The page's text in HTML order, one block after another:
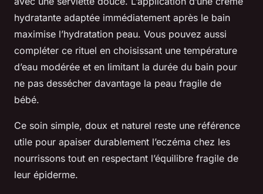
hydratante adaptée immédiatement après le bain
maximise l’hydratation peau. Vous pouvez aussi
compléter ce rituel en choisissant une température
d’eau modérée et en limitant la durée du bain pour
ne pas dessécher davantage la peau fragile de
bébé.
Ce soin simple, doux et naturel reste une référence
utile pour apaiser durablement l’eczéma chez les
nourrissons tout en respectant l’équilibre fragile de
leur épiderme.